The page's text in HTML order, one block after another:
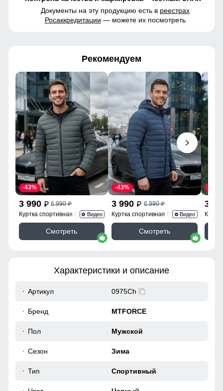
Документы на эту продукцию есть в реестрах
Росаккредитации — можете их посмотреть
Рекомендуем
3 990 p 6 990p
-43%
Куртка спортивная 9623_1Kh
Видео
Смотреть
3 990 p 6 990p
-43%
Куртка спортивная 9623_1S
Видео
Смотреть
3
Характеристики и описание
Артикул 0975Ch
Бренд MTFORCE
Пол Мужской
Сезон Зима
Тип Спортивный